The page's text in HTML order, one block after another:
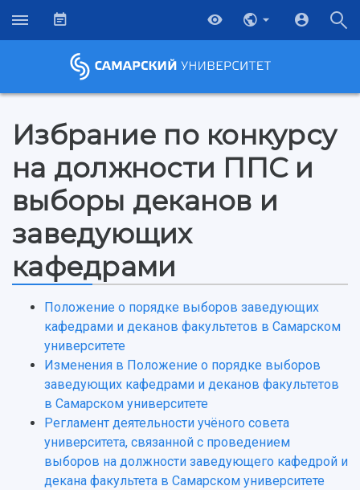
НАЗАД
Об университете
История
Ключевые факты
Рейтинги
Новости
Главные новости
Бортжурнал
Объявления
Образование
Почему я выбираю Самарский университет?
Абитуриенту
Бакалавриат и специалитет
Научно-исследовательская деятельность
Основные научные направления
Научные школы и ведущие научные коллективы
Диссертационные советы
Избрание по конкурсу
на должности ППС и
выборы деканов и
заведующих
кафедрами
Положение о порядке выборов заведующих
кафедрами и деканов факультетов в Самарском
университете
Изменения в Положение о порядке выборов
заведующих кафедрами и деканов факультетов
в Самарском университете
Регламент деятельности учёного совета
университета, связанной с проведением
выборов на должности заведующего кафедрой и
декана факультета в Самарском университете